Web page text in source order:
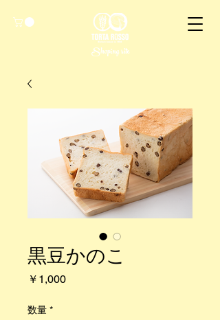
Shoping site
黒豆かのこ
￥1,000価
数量 *